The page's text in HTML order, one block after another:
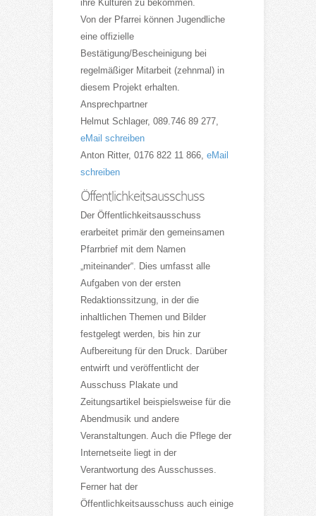
ihre Kulturen zu bekommen.
Von der Pfarrei können Jugendliche
eine offizielle
Bestätigung/Bescheinigung bei
regelmäßiger Mitarbeit (zehnmal) in
diesem Projekt erhalten.
Ansprechpartner
Helmut Schlager, 089.746 89 277,
eMail schreiben
Anton Ritter, 0176 822 11 866, eMail
schreiben
Öffentlichkeitsausschuss
Der Öffentlichkeitsausschuss
erarbeitet primär den gemeinsamen
Pfarrbrief mit dem Namen
„miteinander“. Dies umfasst alle
Aufgaben von der ersten
Redaktionssitzung, in der die
inhaltlichen Themen und Bilder
festgelegt werden, bis hin zur
Aufbereitung für den Druck. Darüber
entwirft und veröffentlicht der
Ausschuss Plakate und
Zeitungsartikel beispielsweise für die
Abendmusik und andere
Veranstaltungen. Auch die Pflege der
Internetseite liegt in der
Verantwortung des Ausschusses.
Ferner hat der
Öffentlichkeitsausschuss auch einige